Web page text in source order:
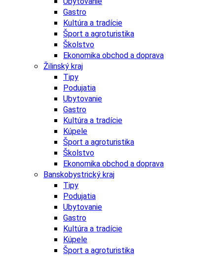
Gastro
Kultúra a tradície
Šport a agroturistika
Školstvo
Ekonomika obchod a doprava
Žilinský kraj
Tipy
Podujatia
Ubytovanie
Gastro
Kultúra a tradície
Kúpele
Šport a agroturistika
Školstvo
Ekonomika obchod a doprava
Banskobystrický kraj
Tipy
Podujatia
Ubytovanie
Gastro
Kultúra a tradície
Kúpele
Šport a agroturistika